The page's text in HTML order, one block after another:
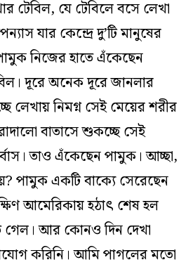
টেবিল, যে টেবিলে বসে লেখা
যার কেন্দ্রে দু’টি মানুষের
নিজের হাতে এঁকেছেন
দূরে অনেক দূরে জানলার
লেখায় নিমগ্ন সেই মেয়ের শরীর
বাতাসে শুকচ্ছে সেই
তাও এঁকেছেন পামুক। আচ্ছা,
পামুক একটি বাক্যে সেরেছেন
আমেরিকায় হঠাৎ শেষ হল
গেল। আর কোনও দিন দেখা
করিনি। আমি পাগলের মতো